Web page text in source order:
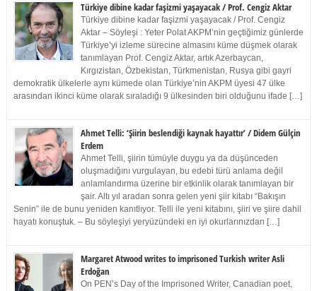
Türkiye dibine kadar faşizmi yaşayacak / Prof. Cengiz Aktar
Türkiye dibine kadar faşizmi yaşayacak / Prof. Cengiz
Aktar – Söyleşi : Yeter Polat AKPM’nin geçtiğimiz günlerde
Türkiye’yi izleme sürecine almasını küme düşmek olarak
tanımlayan Prof. Cengiz Aktar, artık Azerbaycan,
Kırgızistan, Özbekistan, Türkmenistan, Rusya gibi gayri
demokratik ülkelerle aynı kümede olan Türkiye’nin AKPM üyesi 47 ülke
arasından ikinci küme olarak sıraladığı 9 ülkesinden biri olduğunu ifade […]
Ahmet Telli: ‘Şiirin beslendiği kaynak hayattır’ / Didem Gülçin
Erdem
Ahmet Telli, şiirin tümüyle duygu ya da düşünceden
oluşmadığını vurgulayan, bu edebi türü anlama değil
anlamlandırma üzerine bir etkinlik olarak tanımlayan bir
şair. Altı yıl aradan sonra gelen yeni şiir kitabı “Bakışın
Senin” ile de bunu yeniden kanıtlıyor. Telli ile yeni kitabını, şiiri ve şiire dahil
hayatı konuştuk. – Bu söyleşiyi yeryüzündeki en iyi okurlarınızdan […]
Margaret Atwood writes to imprisoned Turkish writer Asli
Erdoğan
On PEN’s Day of the Imprisoned Writer, Canadian poet,